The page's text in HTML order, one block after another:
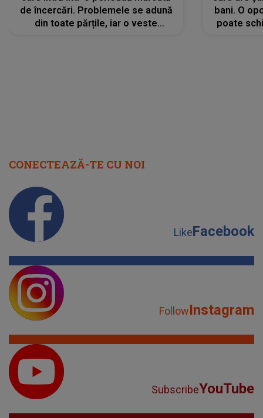
de încercări. Problemele se adună
din toate părțile, iar o veste
bani. O
poate
CONECTEAZĂ-TE CU NOI
LikeFacebook
FollowInstagram
SubscribeYouTube